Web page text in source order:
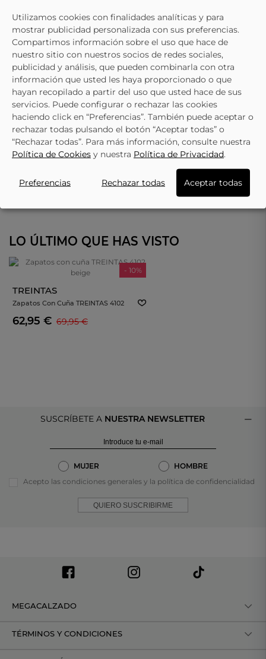
LO ÚLTIMO QUE HAS VISTO
- 10%
TREINTAS
Zapatos Con Cuña TREINTAS 4102
Beige
62,95 € 69,95 €
SUSCRÍBETE A NUESTRA NEWSLETTER
MUJER
HOMBRE
Acepto las condiciones generales y la política de confidencialidad
QUIERO SUSCRIBIRME
MEGACALZADO
TÉRMINOS Y CONDICIONES
Utilizamos cookies con finalidades analíticas y para
mostrar publicidad personalizada con sus preferencias.
Compartimos información sobre el uso que hace de
nuestro sitio con nuestros socios de redes sociales,
publicidad y análisis, que pueden combinarla con otra
información que usted les haya proporcionado o que
hayan recopilado a partir del uso que usted hace de sus
servicios. Puede configurar o rechazar las cookies
haciendo click en “Preferencias”. También puede aceptar o
rechazar todas pulsando el botón “Aceptar todas” o
“Rechazar todas”. Para más información, consulte nuestra
Política de Cookies y nuestra Política de Privacidad.
Preferencias Rechazar todas Aceptar todas